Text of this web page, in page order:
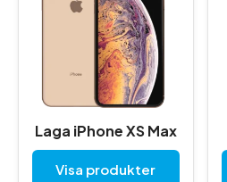
Laga iPhone XS Max
Visa produkter